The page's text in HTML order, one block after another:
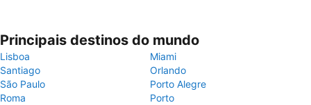
Principais destinos do mundo
Lisboa
Miami
Santiago
Orlando
São Paulo
Porto Alegre
Roma
Porto